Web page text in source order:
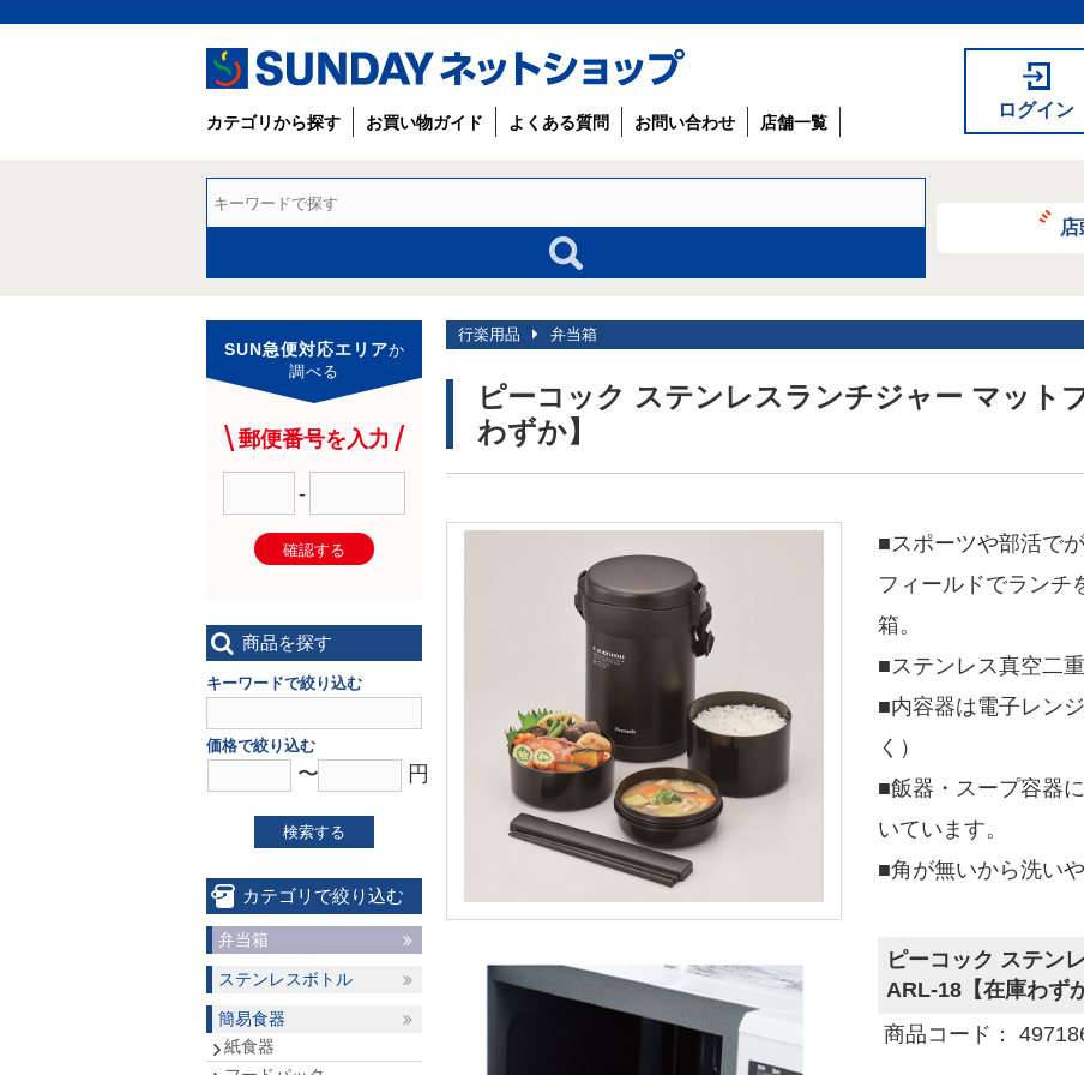
ログイン
カテゴリから探す お買い物ガイド よくある質問 お問い合わせ 店舗一覧
行楽用品 弁当箱
ピーコック ステンレスランチジャー マット
わずか】
■スポーツや部活で
フィールドでランチ
箱。
■ステンレス真空二
■内容器は電子レン
く）
■飯器・スープ容器
いています。
■角が無いから洗い
ピーコック ステン
ARL-18【在庫わず
商品コード：
SUN急便対応エリアか
調べる
郵便番号を入力
-
確認する
商品を探す
キーワードで絞り込む
価格で絞り込む
〜 円
検索する
カテゴリで絞り込む
弁当箱
ステンレスボトル
簡易食器
紙食器